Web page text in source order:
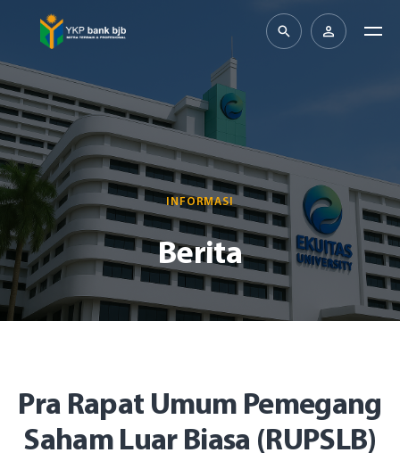
INFORMASI
Berita
Pra Rapat Umum Pemegang
Saham Luar Biasa (RUPSLB)